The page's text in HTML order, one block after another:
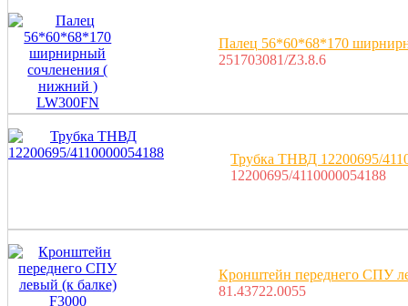
Палец 56*60*68*170
251703081/Z3.8.6
Трубка ТНВД 12200695/
12200695/4110000054188
Кронштейн переднего СПУ
81.43722.0055